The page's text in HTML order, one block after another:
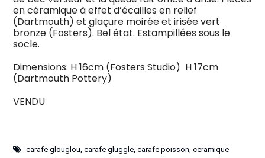
en céramique à effet d’écailles en relief
(Dartmouth) et glaçure moirée et irisée vert
bronze (Fosters). Bel état. Estampillées sous le
socle.
Dimensions: H 16cm (Fosters Studio) H 17cm
(Dartmouth Pottery)
VENDU
carafe glouglou,carafe gluggle,carafe poisson,ceramique